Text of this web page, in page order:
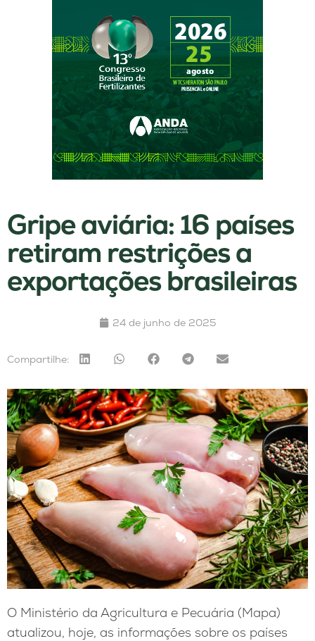
Gripe aviária: 16 países
retiram restrições a
exportações brasileiras
24 de junho de 2025
Compartilhe:
O Ministério da Agricultura e Pecuária (Mapa)
atualizou, hoje, as informações sobre os países